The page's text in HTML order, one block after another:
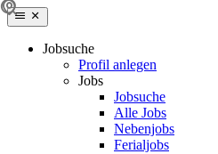
Jobsuche
Profil anlegen
Jobs
Jobsuche
Alle Jobs
Nebenjobs
Ferialjobs